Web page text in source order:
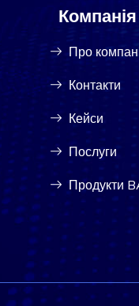
Компанія
Про
Контакти
Кейси
Послуги
Продукти